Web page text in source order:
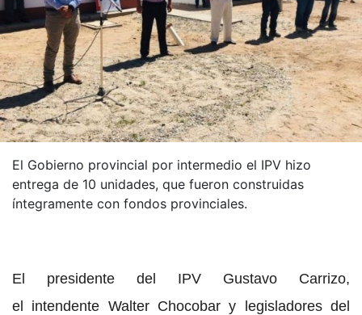
El Gobierno provincial por intermedio el IPV hizo
entrega de 10 unidades, que fueron construidas
íntegramente con fondos provinciales.
El presidente del IPV Gustavo Carrizo,
el intendente Walter Chocobar y legisladores del